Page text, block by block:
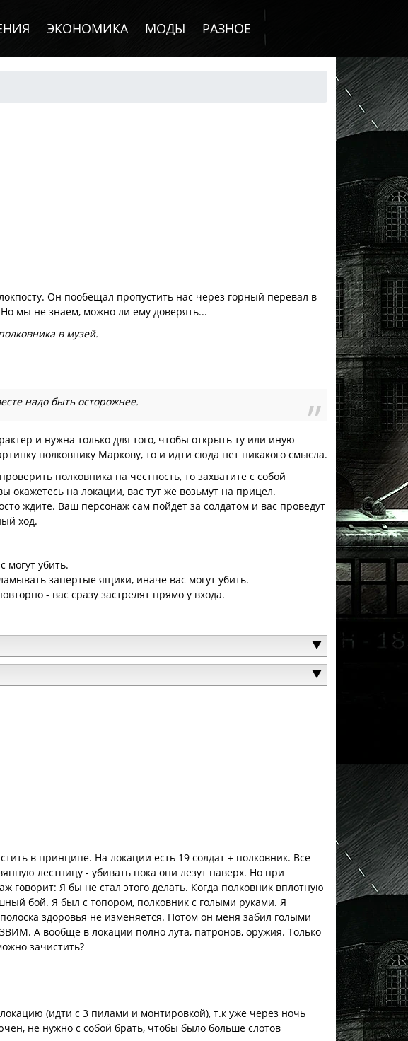
ЭКОНОМИКА МОДЫ РАЗНОЕ
Он пообещал пропустить нас через горный перевал в
мы не знаем, можно ли ему доверять...
в музей.
надо быть осторожнее.
и нужна только для того, чтобы открыть ту или иную
полковнику Маркову, то и идти сюда нет никакого смысла.
полковника на честность, то захватите с собой
окажетесь на локации, вас тут же возьмут на прицел.
ждите. Ваш персонаж сам пойдет за солдатом и вас проведут
ход.
могут убить.
запертые ящики, иначе вас могут убить.
- вас сразу застрелят прямо у входа.
в принципе. На локации есть 19 солдат + полковник. Все
лестницу - убивать пока они лезут наверх. Но при
говорит: Я бы не стал этого делать. Когда полковник вплотную
бой. Я был с топором, полковник с голыми руками. Я
здоровья не изменяется. Потом он меня забил голыми
А вообще в локации полно лута, патронов, оружия. Только
зачистить?
(идти с 3 пилами и монтировкой), т.к уже через ночь
не нужно с собой брать, чтобы было больше слотов